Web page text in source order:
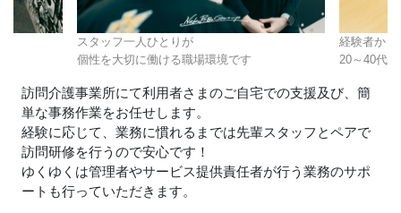
スタッフ一人ひとりが
個性を大切に働ける職場環境です
経験者から
20～40代
訪問介護事業所にて利用者さまのご自宅での支援及び、簡
単な事務作業をお任せします。
経験に応じて、業務に慣れるまでは先輩スタッフとペアで
訪問研修を行うので安心です！
ゆくゆくは管理者やサービス提供責任者が行う業務のサポ
ートも行っていただきます。